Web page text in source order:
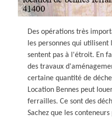
Des opérations très
les personnes qui
sentent pas à l'étroit. En
des travaux
certaine quantité de
Location Bennes peut
ferrailles. Ce sont des
Sachez que les